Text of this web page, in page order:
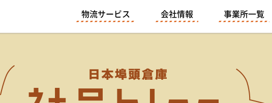
物流サービス 会社情報 事業所一覧